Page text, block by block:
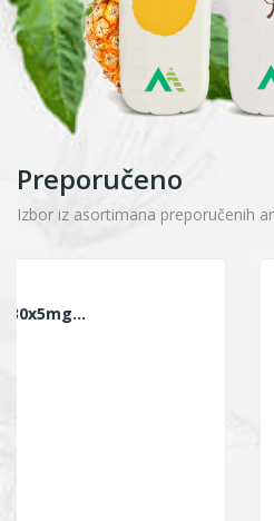
Preporučeno
Izbor iz asortimana preporučenih